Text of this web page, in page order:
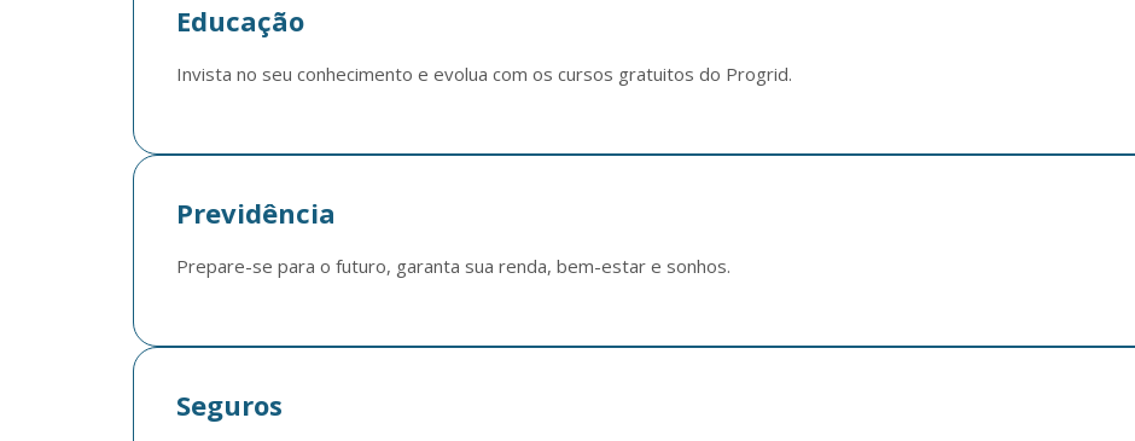
Educação
Invista no seu conhecimento e evolua com os cursos gratuitos do Progrid.
Previdência
Prepare-se para o futuro, garanta sua renda, bem-estar e sonhos.
Seguros